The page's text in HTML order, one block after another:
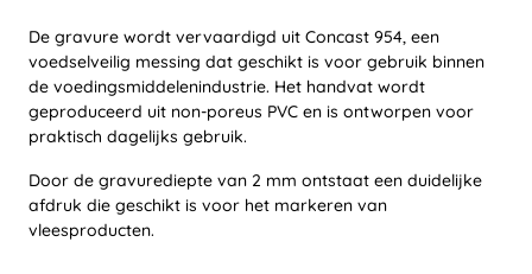
De gravure wordt vervaardigd uit Concast 954, een
voedselveilig messing dat geschikt is voor gebruik binnen
de voedingsmiddelenindustrie. Het handvat wordt
geproduceerd uit non-poreus PVC en is ontworpen voor
praktisch dagelijks gebruik.
Door de gravurediepte van 2 mm ontstaat een duidelijke
afdruk die geschikt is voor het markeren van
vleesproducten.